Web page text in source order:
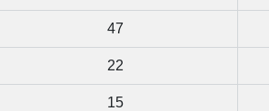
47
22
15